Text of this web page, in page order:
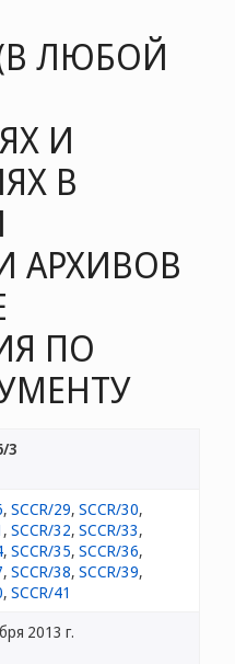
ЛЮБОЙ
И
В
АРХИВОВ
ПО
3
, SCCR/29, SCCR/30,
, SCCR/32, SCCR/33,
, SCCR/35, SCCR/36,
, SCCR/38, SCCR/39,
, SCCR/41
2013 г.